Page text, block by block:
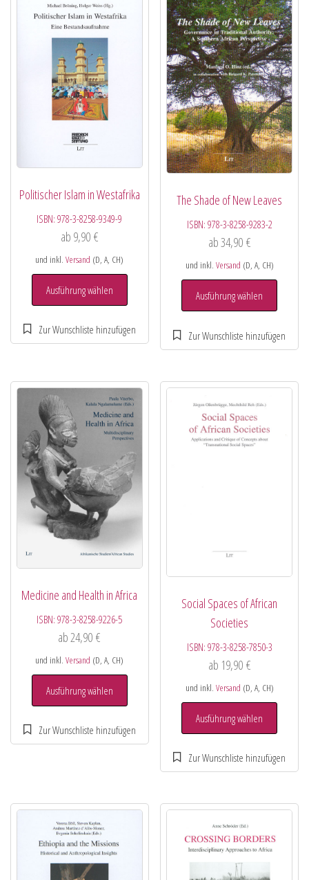
Politischer Islam in Westafrika
ISBN:978-3-8258-9349-9
ab 9,90 €
und inkl.Versand (D, A, CH)
Ausführung wählen
The Shade of New Leaves
ISBN: 978-3-8258-9283-2
ab34,90 €
und inkl. Versand (D, A, CH)
Ausführung wählen
Medicine and Health in Africa
ISBN:978-3-8258-9226-5
ab24,90€
und inkl.Versand (D, A, CH)
Ausführung wählen
Social Spaces of African
Societies
ISBN: 978-3-8258-7850-3
ab 19,90 €
und inkl. Versand (D, A, CH)
Ausführung wählen